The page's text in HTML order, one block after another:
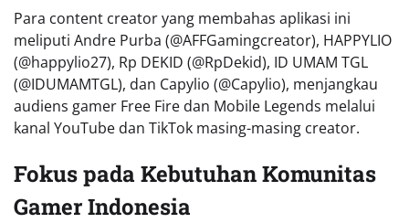
Para content creator yang membahas aplikasi ini
meliputi Andre Purba (@AFFGamingcreator), HAPPYLIO
(@happylio27), Rp DEKID (@RpDekid), ID UMAM TGL
(@IDUMAMTGL), dan Capylio (@Capylio), menjangkau
audiens gamer Free Fire dan Mobile Legends melalui
kanal YouTube dan TikTok masing-masing creator.
Fokus pada Kebutuhan Komunitas
Gamer Indonesia